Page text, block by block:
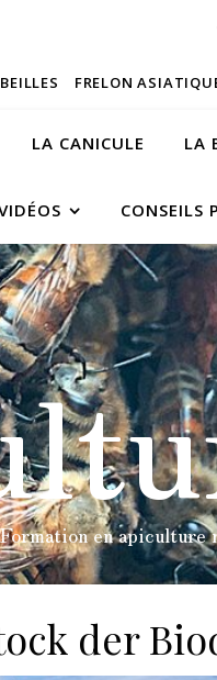
FRELON
LA CANICULE LA
CONSEILS
Formation en
der